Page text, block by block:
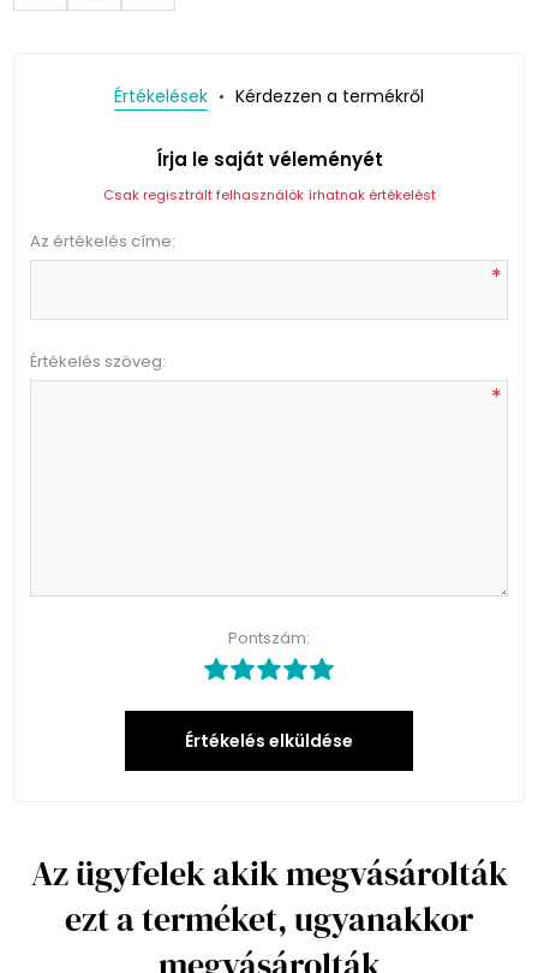
Értékelések Kérdezzen a termékről
Írja le saját véleményét
Csak regisztrált felhasználók írhatnak értékelést
Az értékelés címe:
*
Értékelés szöveg:
*
Pontszám:
Értékelés elküldése
Az ügyfelek akik megvásárolták
ezt a terméket, ugyanakkor